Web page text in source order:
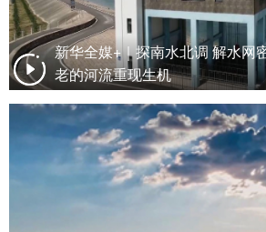
新华全媒+｜探南水北调 解水网
老的河流重现生机